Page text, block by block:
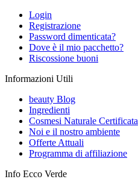
Login
Registrazione
Password dimenticata?
Dove è il mio pacchetto?
Riscossione buoni
Informazioni Utili
beauty Blog
Ingredienti
Cosmesi Naturale Certificata
Noi e il nostro ambiente
Offerte Attuali
Programma di affiliazione
Info Ecco Verde